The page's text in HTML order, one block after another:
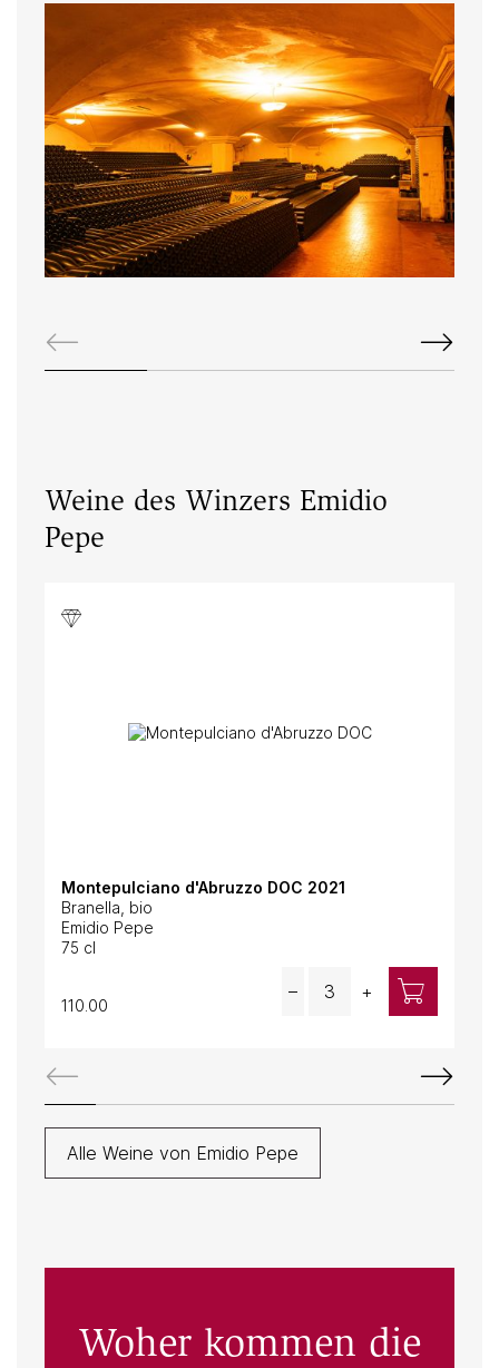
Weine des Winzers Emidio
Pepe
Montepulciano d'Abruzzo DOC 2021
Branella, bio
Emidio Pepe
75 cl
110.00
– +
Alle Weine von Emidio Pepe
Woher kommen die